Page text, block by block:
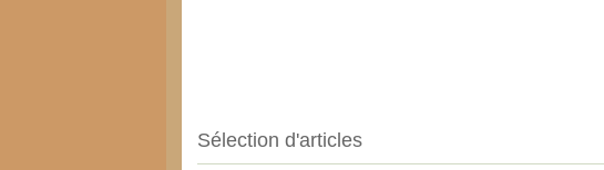
Sélection d'articles